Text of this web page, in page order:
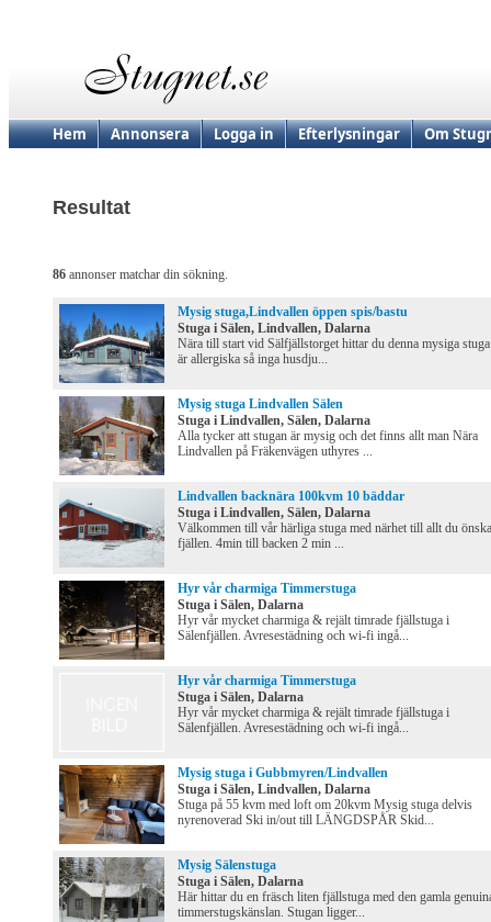
Hem Annonsera Logga in Efterlysningar Om
Resultat
86 annonser matchar din sökning.
Mysig stuga,Lindvallen öppen spis/bastu
Stuga i Sälen, Lindvallen, Dalarna
Nära till start vid Sälfjällstorget hittar du denna mysiga
är allergiska så inga husdju...
Mysig stuga Lindvallen Sälen
Stuga i Lindvallen, Sälen, Dalarna
Alla tycker att stugan är mysig och det finns allt man Nära
Lindvallen på Fräkenvägen uthyres ...
Lindvallen backnära 100kvm 10 bäddar
Stuga i Lindvallen, Sälen, Dalarna
Välkommen till vår härliga stuga med närhet till allt du
fjällen. 4min till backen 2 min ...
Hyr vår charmiga Timmerstuga
Stuga i Sälen, Dalarna
Hyr vår mycket charmiga & rejält timrade fjällstuga i
Sälenfjällen. Avresestädning och wi-fi ingå...
Hyr vår charmiga Timmerstuga
Stuga i Sälen, Dalarna
Hyr vår mycket charmiga & rejält timrade fjällstuga i
Sälenfjällen. Avresestädning och wi-fi ingå...
Mysig stuga i Gubbmyren/Lindvallen
Stuga i Sälen, Lindvallen, Dalarna
Stuga på 55 kvm med loft om 20kvm Mysig stuga delvis
nyrenoverad Ski in/out till LÄNGDSPÅR Skid...
Mysig Sälenstuga
Stuga i Sälen, Dalarna
Här hittar du en fräsch liten fjällstuga med den gamla
timmerstugskänslan. Stugan ligger...